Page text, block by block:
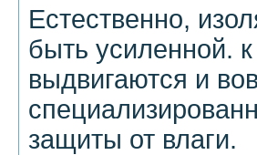
Естественно,
быть усиленной.
выдвигаются и
защиты от влаги.